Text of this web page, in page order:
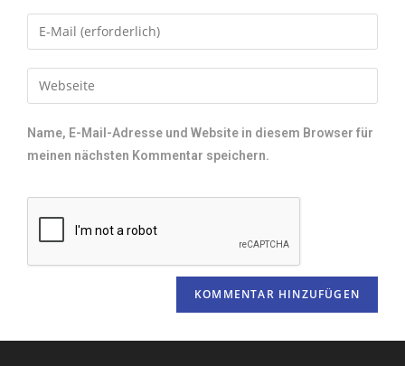
Name, E-Mail-Adresse und Website in diesem Browser für
meinen nächsten Kommentar speichern.